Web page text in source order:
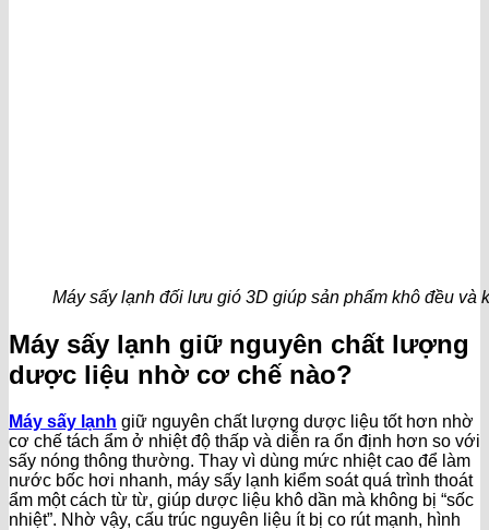
Máy sấy lạnh đối lưu gió 3D giúp sản phẩm khô đều và
Máy sấy lạnh giữ nguyên chất lượng
dược liệu nhờ cơ chế nào?
Máy sấy lạnh giữ nguyên chất lượng dược liệu tốt hơn nhờ
cơ chế tách ẩm ở nhiệt độ thấp và diễn ra ổn định hơn so với
sấy nóng thông thường. Thay vì dùng mức nhiệt cao để làm
nước bốc hơi nhanh, máy sấy lạnh kiểm soát quá trình thoát
ẩm một cách từ từ, giúp dược liệu khô dần mà không bị “sốc
nhiệt”. Nhờ vậy, cấu trúc nguyên liệu ít bị co rút mạnh, hình